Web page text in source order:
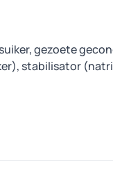
gezoete
stabilisator